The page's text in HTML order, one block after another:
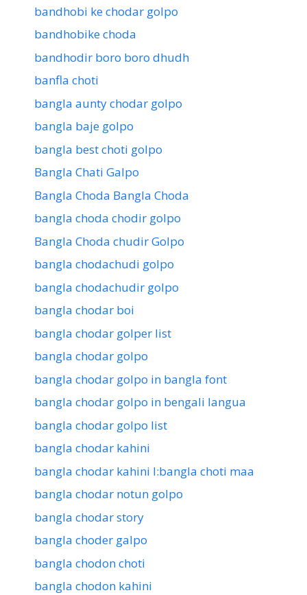
bandhobi ke chodar golpo
bandhobike choda
bandhodir boro boro dhudh
banfla choti
bangla aunty chodar golpo
bangla baje golpo
bangla best choti golpo
Bangla Chati Galpo
Bangla Choda Bangla Choda
bangla choda chodir golpo
Bangla Choda chudir Golpo
bangla chodachudi golpo
bangla chodachudir golpo
bangla chodar boi
bangla chodar golper list
bangla chodar golpo
bangla chodar golpo in bangla font
bangla chodar golpo in bengali langua
bangla chodar golpo list
bangla chodar kahini
bangla chodar kahini l:bangla choti maa
bangla chodar notun golpo
bangla chodar story
bangla choder galpo
bangla chodon choti
bangla chodon kahini